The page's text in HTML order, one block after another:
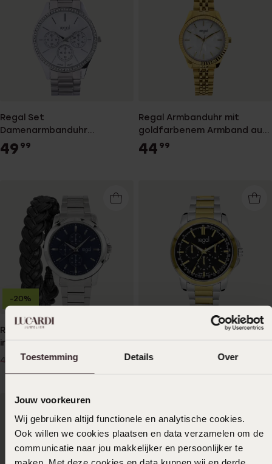
Toestemming Details Over
Jouw voorkeuren
Wij gebruiken altijd functionele en analytische cookies.
Ook willen we cookies plaatsen en data verzamelen om de
communicatie naar jou makkelijker en persoonlijker te
Regal Set
Damenarmbanduhr
silberfarben mit Armband
RG3414-632
49 99
Regal Armbanduhr mit
goldfarbenem Armband aus
Edelstahl
44 99
Regal Armbanduhr für Herren
in Geschenkbox mit Armband
49.993999
-20%
Regal Herrenarmbanduhr mit
44